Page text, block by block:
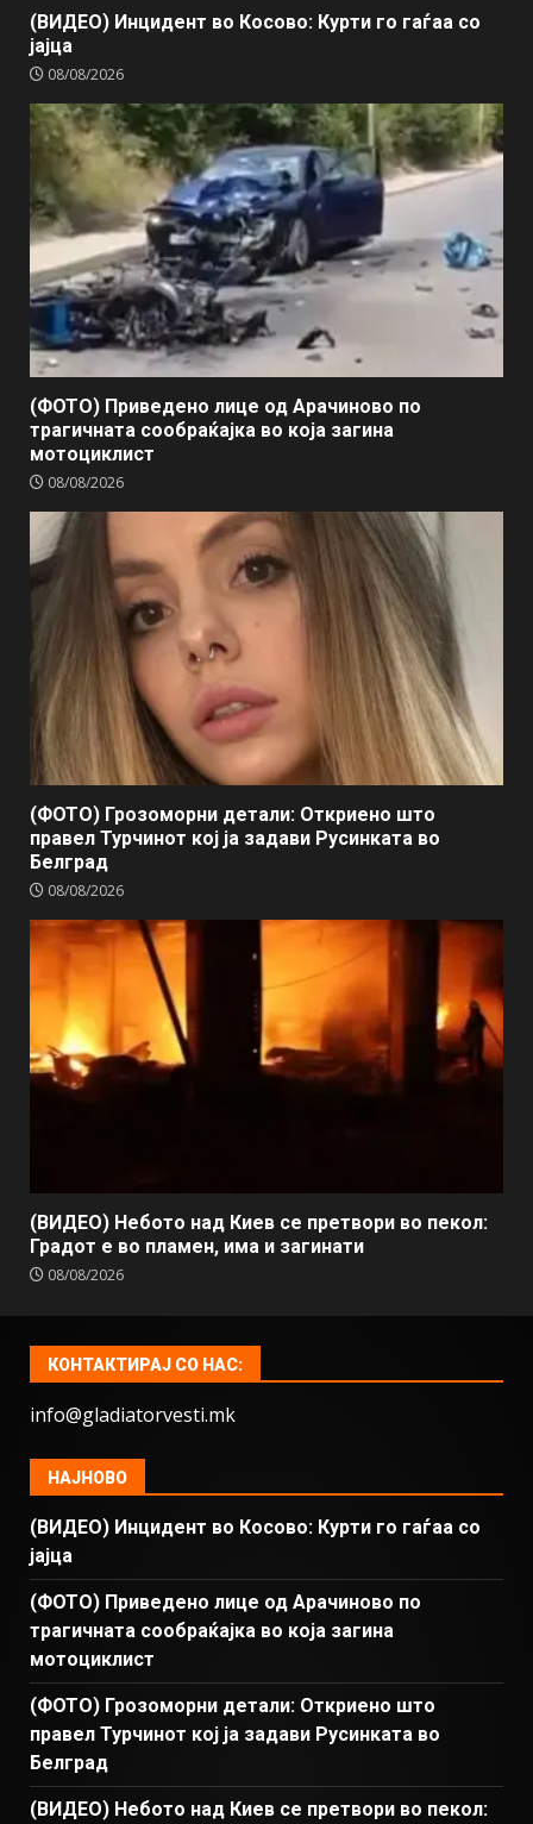
(ВИДЕО) Инцидент во Косово: Курти го гаѓаа со
јајца
08/08/2026
(ФОТО) Приведено лице од Арачиново по
трагичната сообраќајка во која загина
мотоциклист
08/08/2026
(ФОТО) Грозоморни детали: Откриено што
правел Турчинот кој ја задави Русинката во
Белград
08/08/2026
(ВИДЕО) Небото над Киев се претвори во пекол:
Градот е во пламен, има и загинати
08/08/2026
КОНТАКТИРАЈ СО НАС:
info@gladiatorvesti.mk
НАЈНОВО
(ВИДЕО) Инцидент во Косово: Курти го гаѓаа со
јајца
(ФОТО) Приведено лице од Арачиново по
трагичната сообраќајка во која загина
мотоциклист
(ФОТО) Грозоморни детали: Откриено што
правел Турчинот кој ја задави Русинката во
Белград
(ВИДЕО) Небото над Киев се претвори во пекол: